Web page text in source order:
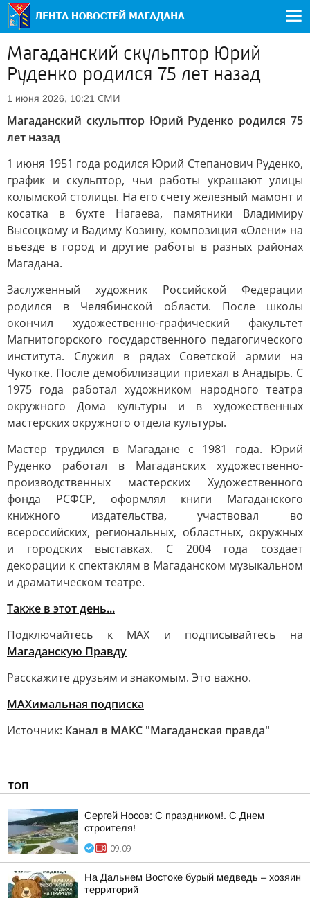
Магаданский скульптор Юрий
Руденко родился 75 лет назад
1 июня 2026, 10:21 СМИ
Магаданский скульптор Юрий Руденко родился 75
лет назад
1 июня 1951 года родился Юрий Степанович Руденко,
график и скульптор, чьи работы украшают улицы
колымской столицы. На его счету железный мамонт и
косатка в бухте Нагаева, памятники Владимиру
Высоцкому и Вадиму Козину, композиция «Олени» на
въезде в город и другие работы в разных районах
Магадана.
Заслуженный художник Российской Федерации
родился в Челябинской области. После школы
окончил художественно-графический факультет
Магнитогорского государственного педагогического
института. Служил в рядах Советской армии на
Чукотке. После демобилизации приехал в Анадырь. С
1975 года работал художником народного театра
окружного Дома культуры и в художественных
мастерских окружного отдела культуры.
Мастер трудился в Магадане с 1981 года. Юрий
Руденко работал в Магаданских художественно-
производственных мастерских Художественного
фонда РСФСР, оформлял книги Магаданского
книжного издательства, участвовал во
всероссийских, региональных, областных, окружных
и городских выставках. С 2004 года создает
декорации к спектаклям в Магаданском музыкальном
и драматическом театре.
Также в этот день...
Подключайтесь к MAX и подписывайтесь на
Магаданскую Правду
Расскажите друзьям и знакомым. Это важно.
МАХимальная подписка
Источник: Канал в МАКС "Магаданская правда"
ТОП
Сергей Носов: С праздником!. С Днем
строителя!
09:09
На Дальнем Востоке бурый медведь – хозяин
территорий